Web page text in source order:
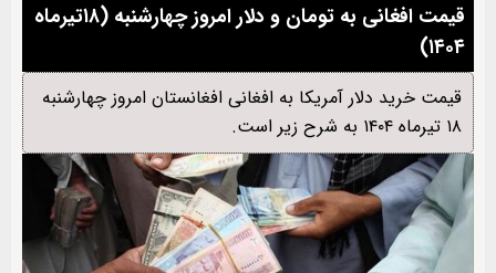
قیمت افغانی به تومان و دلار امروز ‌چهار‌شنبه (۱۸تیرماه
۱۴۰۴)
قیمت خرید دلار آمریکا به افغانی افغانستان امروز چهار‌شنبه
۱۸ تیرماه ۱۴۰۴ به شرح زیر است.